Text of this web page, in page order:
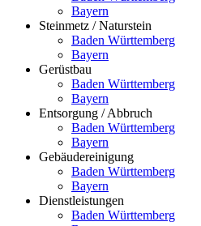
Bayern
Steinmetz / Naturstein
Baden Württemberg
Bayern
Gerüstbau
Baden Württemberg
Bayern
Entsorgung / Abbruch
Baden Württemberg
Bayern
Gebäudereinigung
Baden Württemberg
Bayern
Dienstleistungen
Baden Württemberg